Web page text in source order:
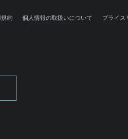
約 個人情報の取扱いについて プライス